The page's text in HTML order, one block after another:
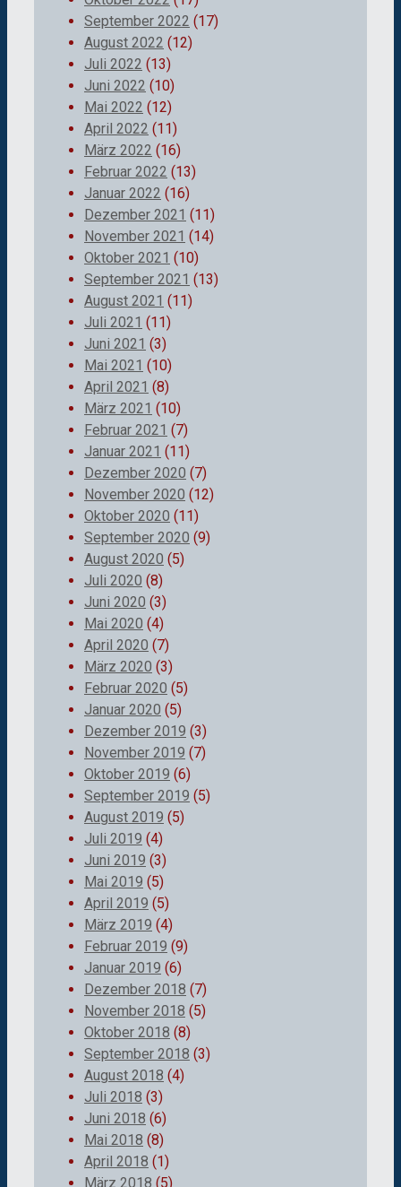
September 2022 (17)
August 2022 (12)
Juli 2022 (13)
Juni 2022 (10)
Mai 2022 (12)
April 2022 (11)
März 2022 (16)
Februar 2022 (13)
Januar 2022 (16)
Dezember 2021 (11)
November 2021 (14)
Oktober 2021 (10)
September 2021 (13)
August 2021 (11)
Juli 2021 (11)
Juni 2021 (3)
Mai 2021 (10)
April 2021 (8)
März 2021 (10)
Februar 2021 (7)
Januar 2021 (11)
Dezember 2020 (7)
November 2020 (12)
Oktober 2020 (11)
September 2020 (9)
August 2020 (5)
Juli 2020 (8)
Juni 2020 (3)
Mai 2020 (4)
April 2020 (7)
März 2020 (3)
Februar 2020 (5)
Januar 2020 (5)
Dezember 2019 (3)
November 2019 (7)
Oktober 2019 (6)
September 2019 (5)
August 2019 (5)
Juli 2019 (4)
Juni 2019 (3)
Mai 2019 (5)
April 2019 (5)
März 2019 (4)
Februar 2019 (9)
Januar 2019 (6)
Dezember 2018 (7)
November 2018 (5)
Oktober 2018 (8)
September 2018 (3)
August 2018 (4)
Juli 2018 (3)
Juni 2018 (6)
Mai 2018 (8)
April 2018 (1)
März 2018 (5)